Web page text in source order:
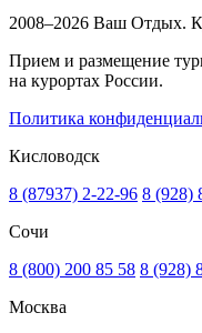
2008–2026 Ваш Отдых.
Прием и размещение
на курортах России.
Политика
Кисловодск
8 (87937) 2-22-96 8 (928)
Сочи
8 (800) 200 85 58 8 (928)
Москва